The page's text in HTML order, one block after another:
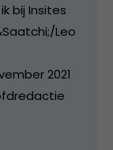
bij Insites
Leo
2021